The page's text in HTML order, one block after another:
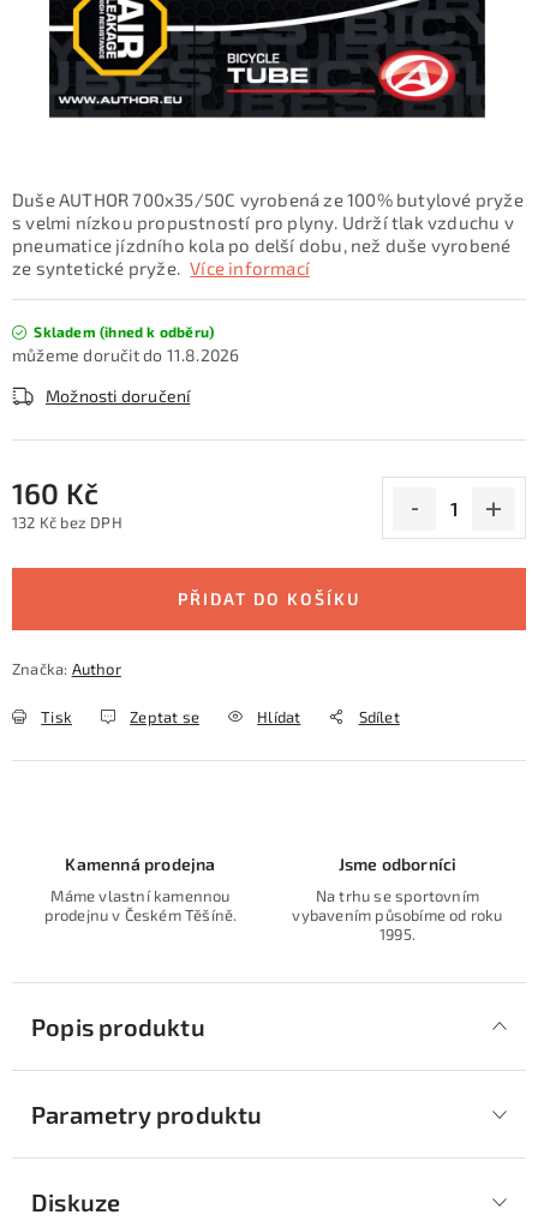
ZNAČKY
Duše AUTHOR 700x35/50C vyrobená ze 100% butylové pryže
s velmi nízkou propustností pro plyny. Udrží tlak vzduchu v
pneumatice jízdního kola po delší dobu, než duše vyrobené
ze syntetické pryže. Více informací
Skladem (ihned k odběru)
11.8.2026
Možnosti doručení
160 Kč
132 Kč bez DPH
PŘIDAT DO KOŠÍKU
Značka: Author
Tisk Zeptat se Hlídat Sdílet
Kamenná prodejna
Máme vlastní kamennou
prodejnu v Českém Těšíně.
Jsme odborníci
Na trhu se sportovním
vybavením působíme od roku
1995.
Popis produktu
Parametry produktu
Diskuze